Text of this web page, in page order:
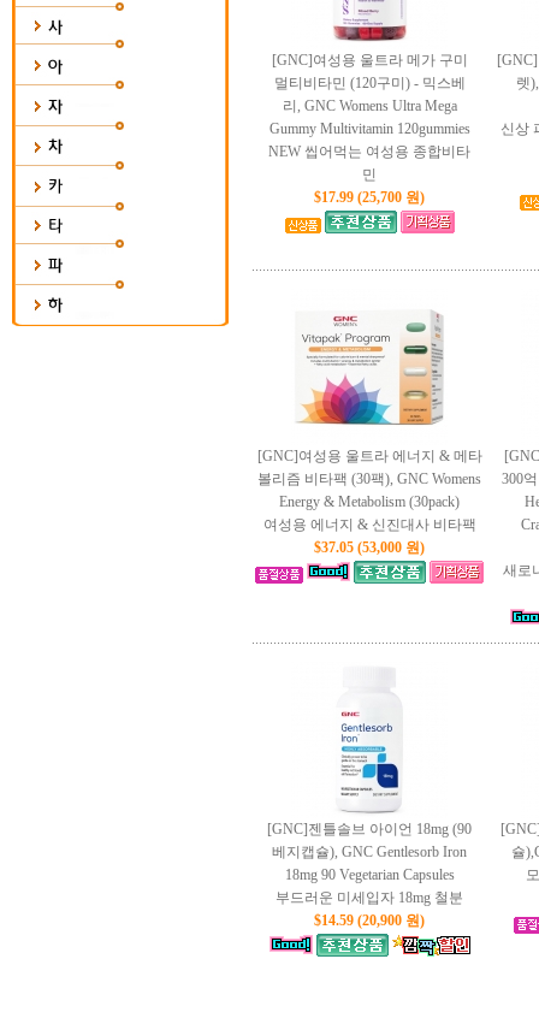
[GNC]여성용 울트라 메가 구미
멀티비타민 (120구미) - 믹스베
리, GNC Womens Ultra Mega
Gummy Multivitamin 120gummies
NEW 씹어먹는 여성용 종합비타
민
$17.99 (25,700 원)
렛
신상
[GNC]여성용 울트라 에너지 & 메타
볼리즘 비타팩 (30팩), GNC Womens
Energy & Metabolism (30pack)
여성용 에너지 & 신진대사 비타팩
$37.05 (53,000 원)
300
새로
[GNC]젠틀솔브 아이언 18mg (90
베지캡슐), GNC Gentlesorb Iron
18mg 90 Vegetarian Capsules
부드러운 미세입자 18mg 철분
$14.59 (20,900 원)
슐